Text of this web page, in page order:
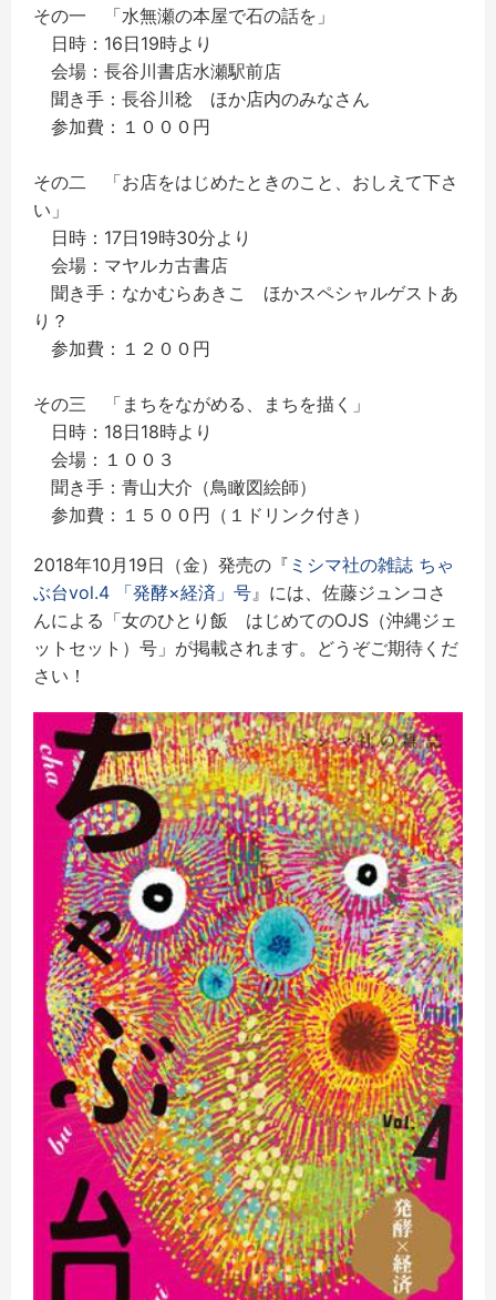
その一 「水無瀬の本屋で石の話を」
日時：16日19時より
会場：長谷川書店水瀬駅前店
聞き手：長谷川稔 ほか店内のみなさん
参加費：１０００円
その二 「お店をはじめたときのこと、おしえて下さ
い」
日時：17日19時30分より
会場：マヤルカ古書店
聞き手：なかむらあきこ ほかスペシャルゲストあ
り？
参加費：１２００円
その三 「まちをながめる、まちを描く」
日時：18日18時より
会場：１００３
聞き手：青山大介（鳥瞰図絵師）
参加費：１５００円（１ドリンク付き）
2018年10月19日（金）発売の『 ミシマ社の雑誌 ちゃ
ぶ台vol.4 「発酵×経済」号』には、佐藤ジュンコさ
んによる「女のひとり飯 はじめてのOJS（沖縄ジェ
ットセット）号」が掲載されます。どうぞご期待くだ
さい！